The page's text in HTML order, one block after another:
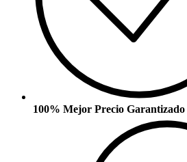
100% Mejor Precio Garantizado